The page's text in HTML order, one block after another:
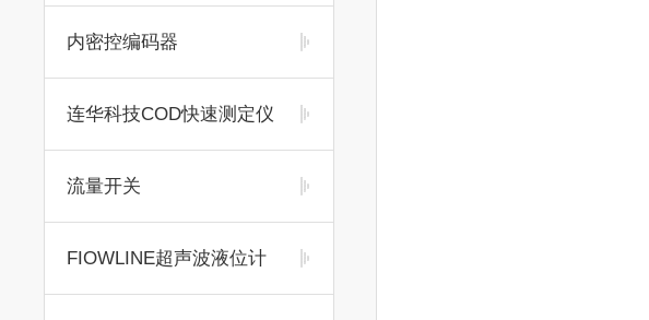
内密控编码器
连华科技COD快速测定仪
流量开关
FIOWLINE超声波液位计